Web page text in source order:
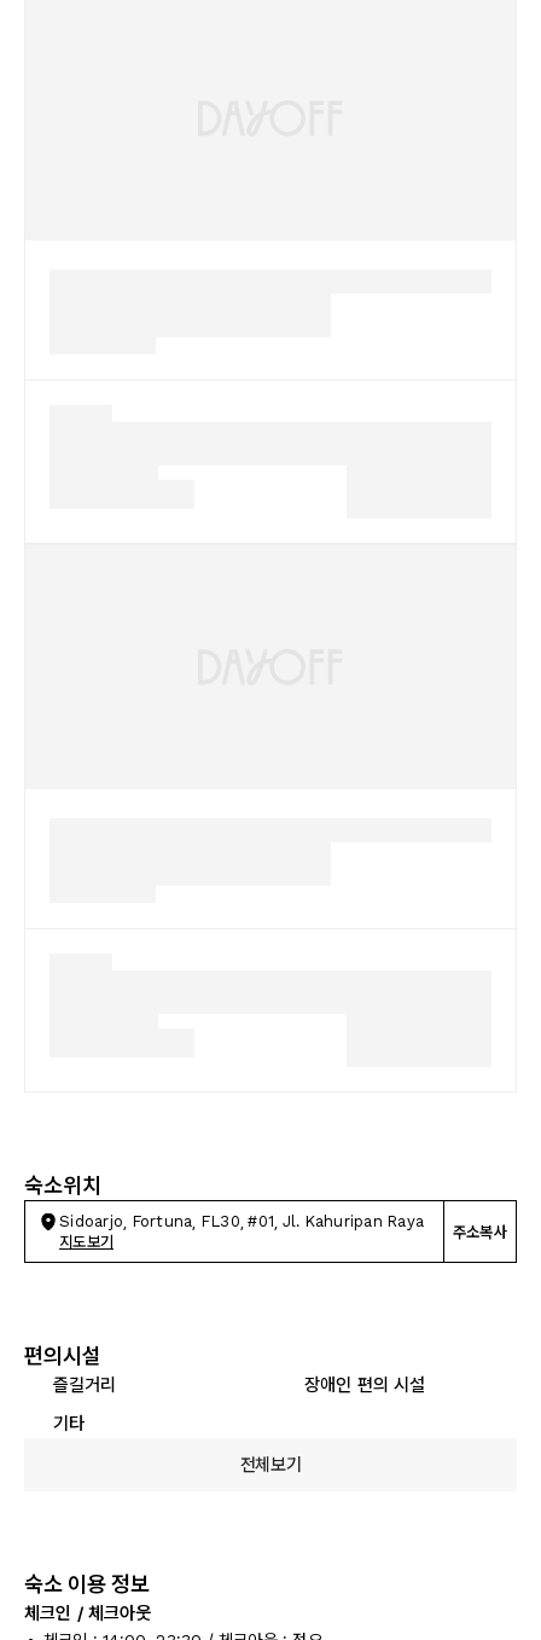
숙소위치
Sidoarjo, Fortuna, FL30, #01, Jl. Kahuripan Raya
지도보기
주소복사
편의시설
즐길거리
장애인 편의 시설
기타
전체보기
숙소 이용 정보
체크인 / 체크아웃